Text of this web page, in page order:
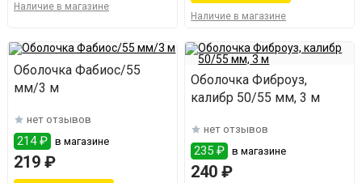
Наличие в магазине
Наличие в магазине
Оболочка Фабиос/55
мм/3 м
нет отзывов
214 ₽ в магазине
219 ₽
Оболочка Фиброуз,
калибр 50/55 мм, 3 м
нет отзывов
235 ₽ в магазине
240 ₽